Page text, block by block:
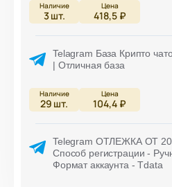
3шт. 418,5 ₽
Telagram База Крипто
| Отличная база
29 шт. 104,4 ₽
Telegram ОТЛЕЖКА ОТ
Способ регистрации -
Формат аккаунта - Tdata